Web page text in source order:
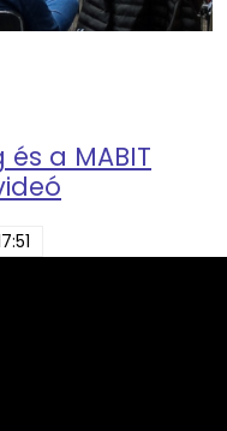
és új
és a MABIT